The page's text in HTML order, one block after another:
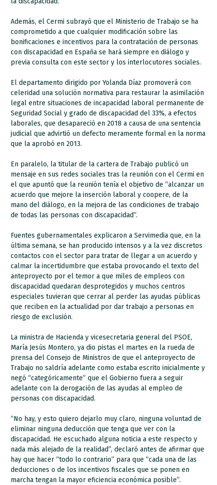
Además, el Cermi subrayó que el Ministerio de Trabajo se ha
comprometido a que cualquier modificación sobre las
bonificaciones e incentivos para la contratación de personas
con discapacidad en España se hará siempre en diálogo y
previa consulta con este sector y los interlocutores sociales.
El departamento dirigido por Yolanda Díaz promoverá con
celeridad una solución normativa para restaurar la asimilación
legal entre situaciones de incapacidad laboral permanente de
Seguridad Social y grado de discapacidad del 33%, a efectos
laborales, que desapareció en 2018 a causa de una sentencia
judicial que advirtió un defecto meramente formal en la norma
que la aprobó en 2013.
En paralelo, la titular de la cartera de Trabajo publicó un
mensaje en sus redes sociales tras la reunión con el Cermi en
el que apuntó que la reunión tenía el objetivo de “alcanzar un
acuerdo que mejore la inserción laboral y coopere, de la
mano del diálogo, en la mejora de las condiciones de trabajo
de todas las personas con discapacidad”.
Fuentes gubernamentales explicaron a Servimedia que, en la
última semana, se han producido intensos y a la vez discretos
contactos con el sector para tratar de llegar a un acuerdo y
calmar la incertidumbre que estaba provocando el texto del
anteproyecto por el temor a que miles de empleos con
discapacidad quedaran desprotegidos y muchos centros
especiales tuvieran que cerrar al perder las ayudas públicas
que reciben en la actualidad por dar trabajo a personas en
riesgo de exclusión.
La ministra de Hacienda y vicesecretaria general del PSOE,
María Jesús Montero, ya dio pistas el martes en la rueda de
prensa del Consejo de Ministros de que el anteproyecto de
Trabajo no saldría adelante como estaba escrito inicialmente y
negó “categóricamente” que el Gobierno fuera a seguir
adelante con la derogación de las ayudas al empleo de
personas con discapacidad.
“No hay, y esto quiero dejarlo muy claro, ninguna voluntad de
eliminar ninguna deducción que tenga que ver con la
discapacidad. He escuchado alguna noticia a este respecto y
nada más alejado de la realidad”, declaró antes de afirmar que
hay que hacer “todo lo contrario” para que “cada una de las
deducciones o de los incentivos fiscales que se ponen en
marcha tengan la mayor eficiencia económica posible”.